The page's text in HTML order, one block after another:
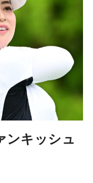
ンキッシュ